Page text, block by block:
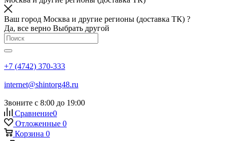
Ваш город Москва и другие регионы (доставка ТК) ?
Да, все верно Выбрать другой
+7 (4742) 370-333
internet@shintorg48.ru
Звоните с 8:00 до 19:00
Сравнение0
Отложенные 0
Корзина 0